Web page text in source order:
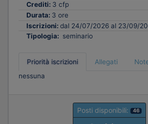
Crediti: 3 cfp
Durata: 3 ore
Iscrizioni: dal 24/07/2026 al 23/09/
Tipologia: seminario
Priorità iscrizioni Allegati
nessuna
Posti disponibili: 46